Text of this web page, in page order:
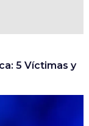
5 Víctimas y